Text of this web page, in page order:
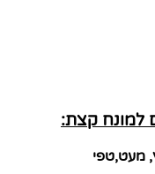
למונח קצת: